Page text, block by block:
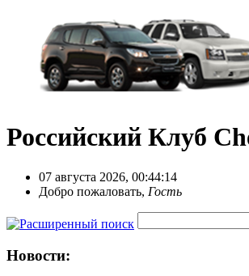
Российский Клуб
07 августа 2026, 00:44:14
Добро пожаловать, Гость
Новости: